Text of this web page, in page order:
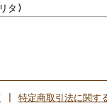
タ)
特定商取引法に関す